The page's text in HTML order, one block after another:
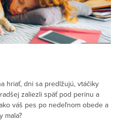
hriať, dni sa predlžujú, vtáčiky
zaliezli späť pod perinu a
váš pes po nedeľnom obede a
mala?